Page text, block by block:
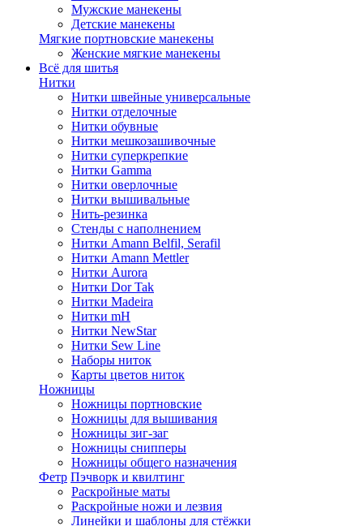
Мужские манекены
Детские манекены
Мягкие портновские манекены
Женские мягкие манекены
Всё для шитья
Нитки
Нитки швейные универсальные
Нитки отделочные
Нитки обувные
Нитки мешкозашивочные
Нитки суперкрепкие
Нитки Gamma
Нитки оверлочные
Нитки вышивальные
Нить-резинка
Стенды с наполнением
Нитки Amann Belfil, Serafil
Нитки Amann Mettler
Нитки Aurora
Нитки Dor Tak
Нитки Madeira
Нитки mH
Нитки NewStar
Нитки Sew Line
Наборы ниток
Карты цветов ниток
Ножницы
Ножницы портновские
Ножницы для вышивания
Ножницы зиг-заг
Ножницы снипперы
Ножницы общего назначения
Фетр Пэчворк и квилтинг
Раскройные маты
Раскройные ножи и лезвия
Линейки и шаблоны для стёжки